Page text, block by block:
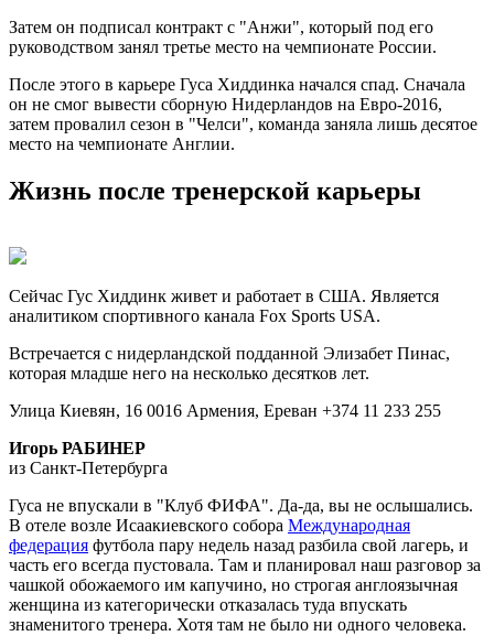
Затем он подписал контракт с "Анжи", который под его
руководством занял третье место на чемпионате России.
После этого в карьере Гуса Хиддинка начался спад. Сначала
он не смог вывести сборную Нидерландов на Евро-2016,
затем провалил сезон в "Челси", команда заняла лишь десятое
место на чемпионате Англии.
Жизнь после тренерской карьеры
Сейчас Гус Хиддинк живет и работает в США. Является
аналитиком спортивного канала Fox Sports USA.
Встречается с нидерландской подданной Элизабет Пинас,
которая младше него на несколько десятков лет.
Улица Киевян, 16 0016 Армения, Ереван +374 11 233 255
Игорь РАБИНЕР
из Санкт-Петербурга
Гуса не впускали в "Клуб ФИФА". Да-да, вы не ослышались.
В отеле возле Исаакиевского собора Международная
федерация футбола пару недель назад разбила свой лагерь, и
часть его всегда пустовала. Там и планировал наш разговор за
чашкой обожаемого им капучино, но строгая англоязычная
женщина из категорически отказалась туда впускать
знаменитого тренера. Хотя там не было ни одного человека.